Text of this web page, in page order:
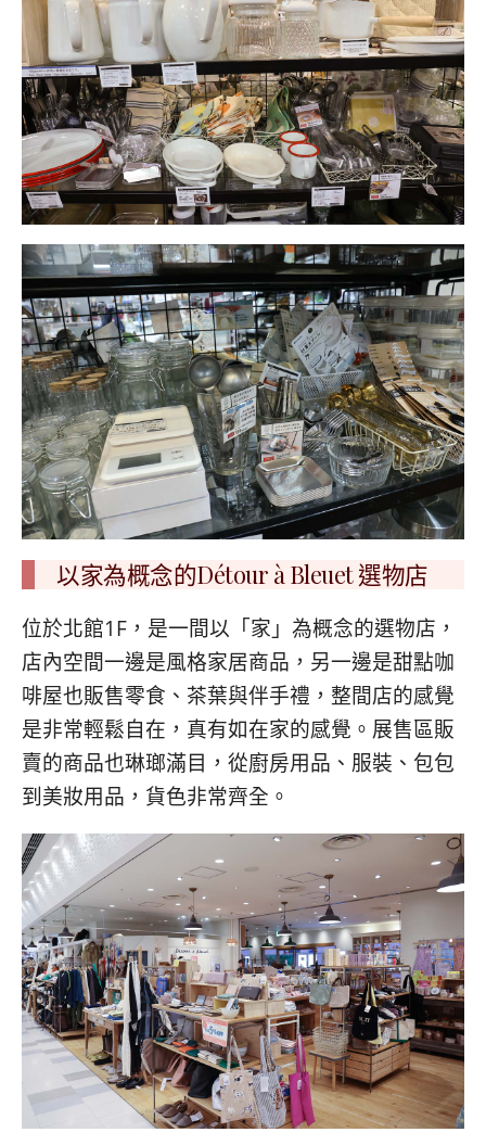
以家為概念的Détour à Bleuet 選物店
位於北館1F，是一間以「家」為概念的選物店，
店內空間一邊是風格家居商品，另一邊是甜點咖
啡屋也販售零食、茶葉與伴手禮，整間店的感覺
是非常輕鬆自在，真有如在家的感覺。展售區販
賣的商品也琳瑯滿目，從廚房用品、服裝、包包
到美妝用品，貨色非常齊全。